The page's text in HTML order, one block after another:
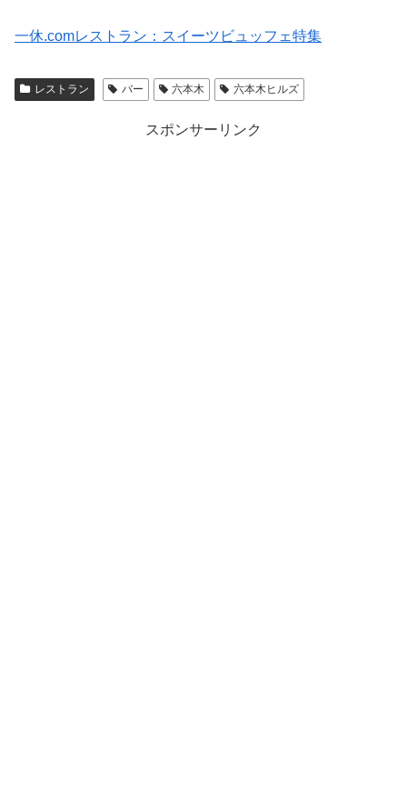
一休.comレストラン：スイーツビュッフェ特集
レストラン バー 六本木 六本木ヒルズ
スポンサーリンク